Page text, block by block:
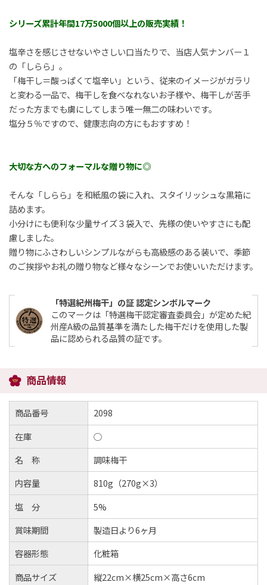
商品番号 2098
在庫
○
名 称
調味梅干
内容量
810g（270g×3）
塩 分
5%
賞味期間
製造日より6ヶ月
容器形態
化粧箱
商品サイズ
縦22cm×横25cm×高さ6cm
シリーズ累計年間17万5000個以上の販売実績！
塩辛さを感じさせないやさしい口当たりで、当店人気ナンバー１
の「しらら」。
「梅干し＝酸っぱくて塩辛い」という、従来のイメージがガラリ
と変わる一品で、梅干しを食べなれないお子様や、梅干しが苦手
だった方までも虜にしてしまう唯一無二の味わいです。
塩分５％ですので、健康志向の方にもおすすめ！
大切な方へのフォーマルな贈り物に◎
そんな「しらら」を和紙風の袋に入れ、スタイリッシュな黒箱に
詰めます。
小分けにも便利な少量サイズ３袋入で、先様の使いやすさにも配
慮しました。
贈り物にふさわしいシンプルながらも高級感のある装いで、季節
のご挨拶やお礼の贈り物など様々なシーンでお使いいただけます。
商品情報
「特選紀州梅干」の証 認定シンボルマーク
このマークは「特選梅干認定審査委員会」が定めた紀
州産A級の品質基準を満たした梅干だけを使用した製
品に認められる品質の証です。